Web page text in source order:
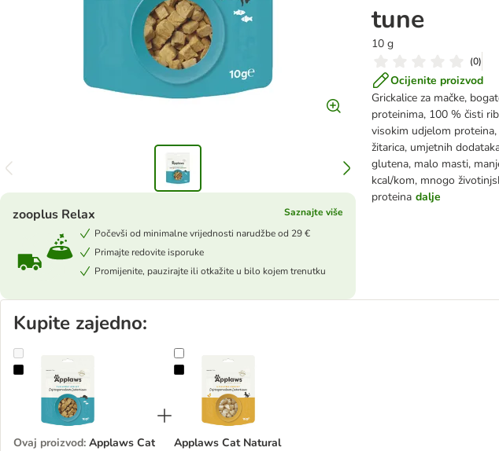
tune
10 g
(0)
Ocijenite proizvod
Grickalice za mačke,
proteinima, 100 % čisti
visokim udjelom proteina,
žitarica, umjetnih
glutena, malo masti,
kcal/kom, mnogo
proteina dalje
zooplus Relax
Saznajte više
Počevši od minimalne vrijednosti narudžbe od 29 €
Primajte redovite isporuke
Promijenite, pauzirajte ili otkažite u bilo kojem trenutku
Kupite zajedno:
Applaws Cat Natural liofilizirane poslastice od fileta tune
Ovaj proizvod: Applaws Cat
Applaws Cat Natural liofilizirane poslastice od pilećeg filea
Applaws Cat Natural